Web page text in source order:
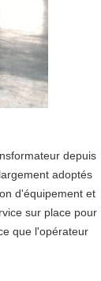
depuis
adoptés
d'équipement et
sur place pour
que l'opérateur